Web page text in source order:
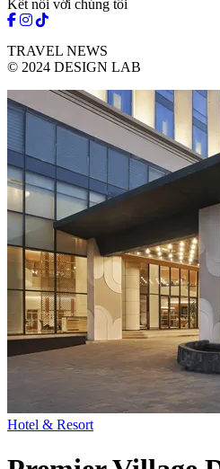
Kết nối với chúng tôi
TRAVEL NEWS
© 2024 DESIGN LAB
Hotel & Resort